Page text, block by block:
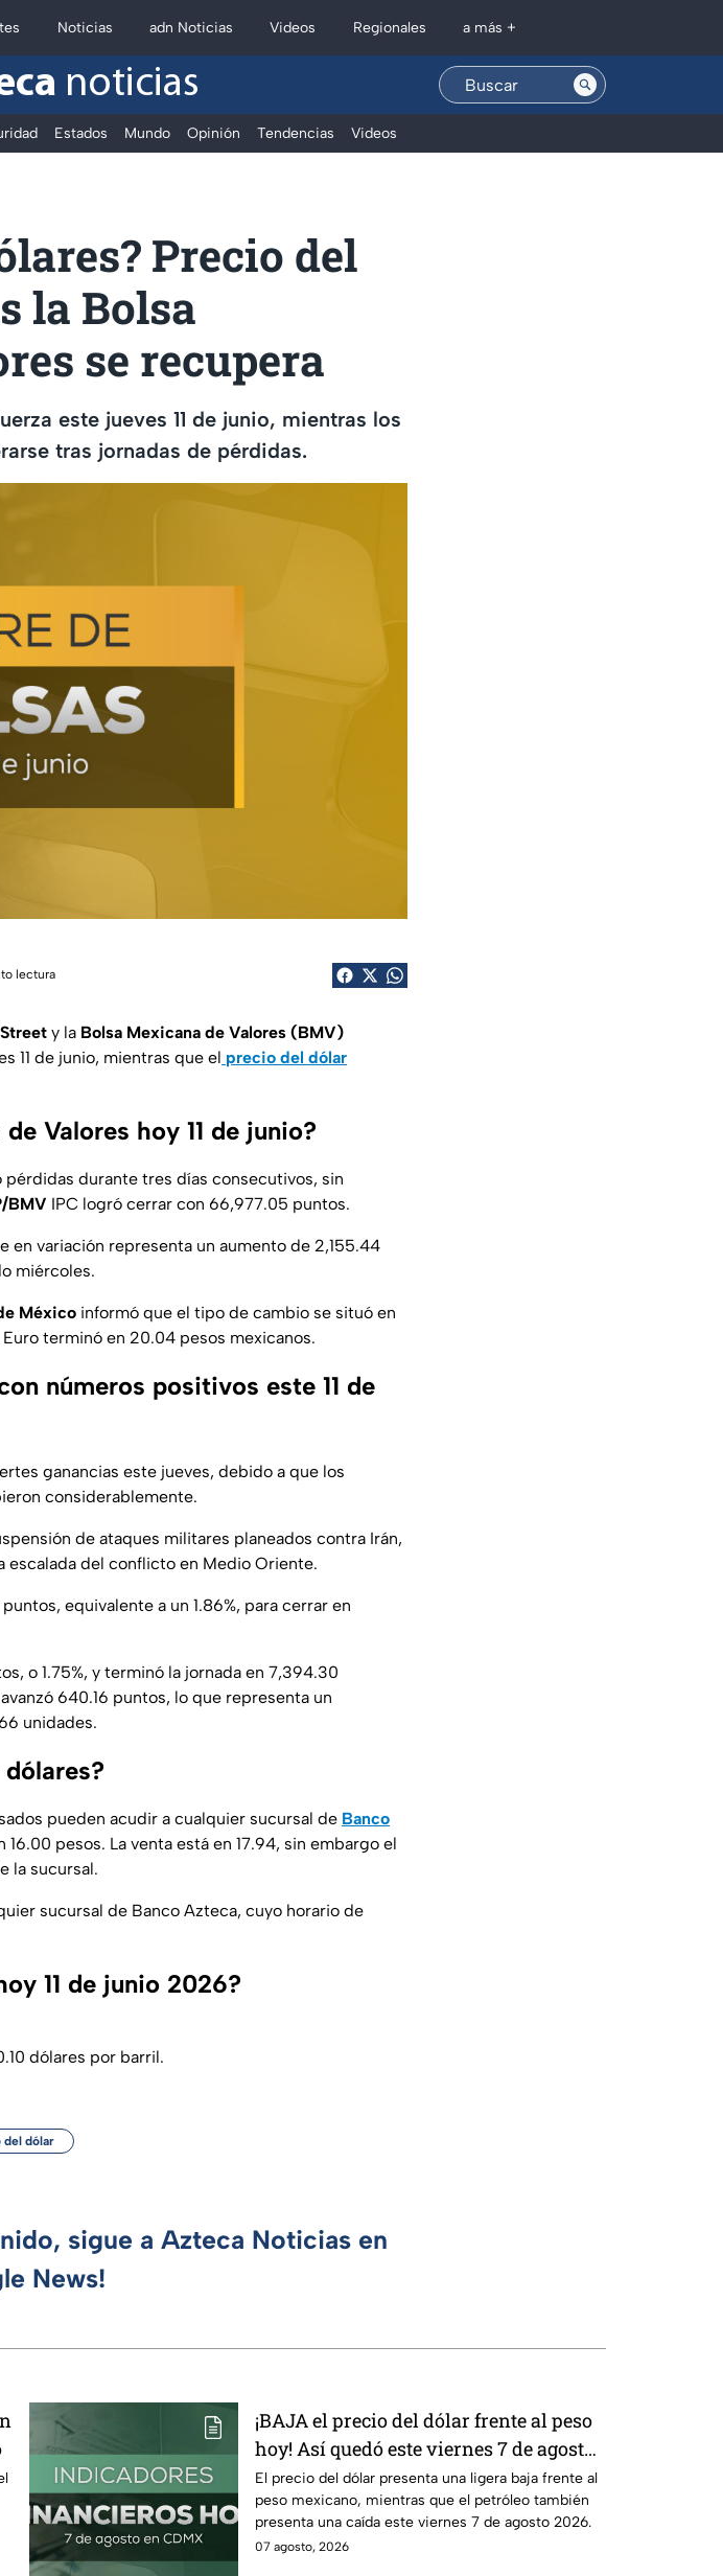
Noticias adn Noticias Videos Regionales a más +
noticias
Estados Mundo Opinión Tendencias Videos
Precio del
la Bolsa
se recupera
este jueves 11 de junio, mientras los
tras jornadas de pérdidas.
lectura
y la Bolsa Mexicana de Valores (BMV)
11 de junio, mientras que el precio del dólar
Valores hoy 11 de junio?
pérdidas durante tres días consecutivos, sin
BMV IPC logró cerrar con 66,977.05 puntos.
en variación representa un aumento de 2,155.44
miércoles.
México informó que el tipo de cambio se situó en
terminó en 20.04 pesos mexicanos.
números positivos este 11 de
ganancias este jueves, debido a que los
considerablemente.
de ataques militares planeados contra Irán,
escalada del conflicto en Medio Oriente.
equivalente a un 1.86%, para cerrar en
o 1.75%, y terminó la jornada en 7,394.30
avanzó 640.16 puntos, lo que representa un
unidades.
pueden acudir a cualquier sucursal de Banco
pesos. La venta está en 17.94, sin embargo el
la sucursal.
sucursal de Banco Azteca, cuyo horario de
11 de junio 2026?
dólares por barril.
del dólar
sigue a Azteca Noticias en
News!
¡BAJA el precio del dólar frente al peso
hoy! Así quedó este viernes 7 de agosto
2026
El precio del dólar presenta una ligera baja frente al
peso mexicano, mientras que el petróleo también
presenta una caída este viernes 7 de agosto 2026.
07 agosto, 2026